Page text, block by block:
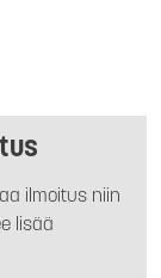
ilmoitus niin
lisää